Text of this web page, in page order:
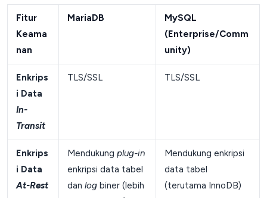
Fitur
Keama
nan
MariaDB
MySQL
(Enterprise/Comm
unity)
Enkrips
i Data
In-
Transit
TLS/SSL TLS/SSL
Enkrips
i Data
At-Rest
Mendukung plug-in
enkripsi data tabel
dan logbiner (lebih
Mendukung enkripsi
data tabel
(terutama InnoDB)